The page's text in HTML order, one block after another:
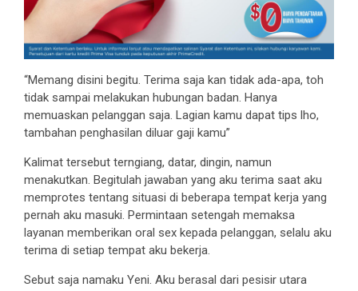
“Memang disini begitu. Terima saja kan tidak ada-apa, toh
tidak sampai melakukan hubungan badan. Hanya
memuaskan pelanggan saja. Lagian kamu dapat tips lho,
tambahan penghasilan diluar gaji kamu”
Kalimat tersebut terngiang, datar, dingin, namun
menakutkan. Begitulah jawaban yang aku terima saat aku
memprotes tentang situasi di beberapa tempat kerja yang
pernah aku masuki. Permintaan setengah memaksa
layanan memberikan oral sex kepada pelanggan, selalu aku
terima di setiap tempat aku bekerja.
Sebut saja namaku Yeni. Aku berasal dari pesisir utara